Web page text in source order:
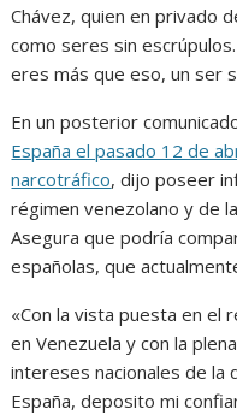
Chávez, quien en privado
como seres sin
eres más que eso, un ser
En un posterior
España el pasado 12 de
narcotráfico, dijo poseer
régimen venezolano y de
Asegura que podría
españolas, que
«Con la vista puesta en el
en Venezuela y con la
intereses nacionales de la
España, deposito mi